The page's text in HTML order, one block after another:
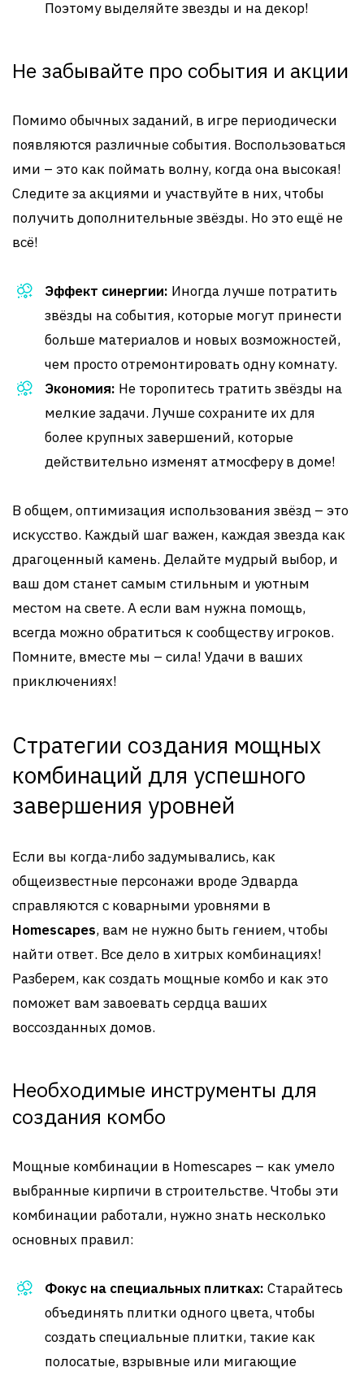
Поэтому выделяйте звезды и на декор!
Не забывайте про события и акции
Помимо обычных заданий, в игре периодически
появляются различные события. Воспользоваться
ими – это как поймать волну, когда она высокая!
Следите за акциями и участвуйте в них, чтобы
получить дополнительные звёзды. Но это ещё не
всё!
Эффект синергии: Иногда лучше потратить
звёзды на события, которые могут принести
больше материалов и новых возможностей,
чем просто отремонтировать одну комнату.
Экономия: Не торопитесь тратить звёзды на
мелкие задачи. Лучше сохраните их для
более крупных завершений, которые
действительно изменят атмосферу в доме!
В общем, оптимизация использования звёзд – это
искусство. Каждый шаг важен, каждая звезда как
драгоценный камень. Делайте мудрый выбор, и
ваш дом станет самым стильным и уютным
местом на свете. А если вам нужна помощь,
всегда можно обратиться к сообществу игроков.
Помните, вместе мы – сила! Удачи в ваших
приключениях!
Стратегии создания мощных
комбинаций для успешного
завершения уровней
Если вы когда-либо задумывались, как
общеизвестные персонажи вроде Эдварда
справляются с коварными уровнями в
Homescapes, вам не нужно быть гением, чтобы
найти ответ. Все дело в хитрых комбинациях!
Разберем, как создать мощные комбо и как это
поможет вам завоевать сердца ваших
воссозданных домов.
Необходимые инструменты для
создания комбо
Мощные комбинации в Homescapes – как умело
выбранные кирпичи в строительстве. Чтобы эти
комбинации работали, нужно знать несколько
основных правил:
Фокус на специальных плитках: Старайтесь
объединять плитки одного цвета, чтобы
создать специальные плитки, такие как
полосатые, взрывные или мигающие